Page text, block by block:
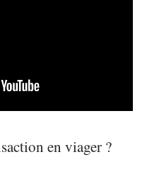
en viager ?